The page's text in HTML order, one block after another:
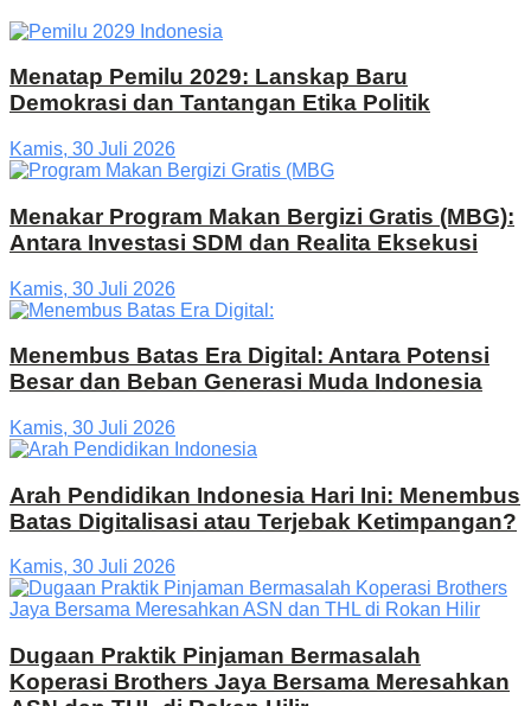
Menatap Pemilu 2029: Lanskap Baru
Demokrasi dan Tantangan Etika Politik
Kamis, 30 Juli 2026
Menakar Program Makan Bergizi Gratis (MBG):
Antara Investasi SDM dan Realita Eksekusi
Kamis, 30 Juli 2026
Menembus Batas Era Digital: Antara Potensi
Besar dan Beban Generasi Muda Indonesia
Kamis, 30 Juli 2026
Arah Pendidikan Indonesia Hari Ini: Menembus
Batas Digitalisasi atau Terjebak Ketimpangan?
Kamis, 30 Juli 2026
Dugaan Praktik Pinjaman Bermasalah
Koperasi Brothers Jaya Bersama Meresahkan